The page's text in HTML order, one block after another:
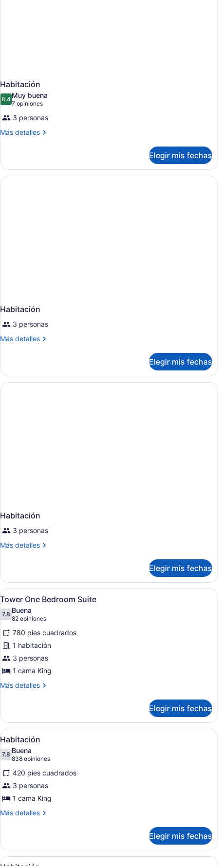
Habitación
8.48.4 de 10
Muy buena
7 opiniones
(7
opiniones)
3 personas
Más detalles
Más
Elegir mis fechas
Habitación
3 personas
Más detalles
Más
Elegir mis fechas
Habitación
3 personas
Más detalles
Más
Elegir mis fechas
Abrir
todas
las
fotos
de
Tower
One
Bedroom
Suite
Habitación de hotel con una
4
Tower One Bedroom Suite
7.87.8 de 10
Buena
82 opiniones
(82
opiniones)
780 pies cuadrados
1 habitación
3 personas
1 cama King
Más detalles
Más
One
Bedroom
Suite
Elegir mis fechas
Abrir
todas
las
fotos
de
Habitación
Habitación de hotel con una
5
Habitación
7.87.8 de 10
Buena
838 opiniones
(838
opiniones)
420 pies cuadrados
3 personas
1 cama King
Más detalles
Más
Elegir mis fechas
Abrir Habitación de hotel con dos